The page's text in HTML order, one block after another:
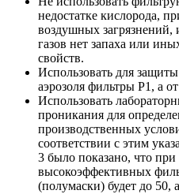
недостатке кислорода,
воздушных загрязнений,
газов нет запаха или
свойств.
Использовать для
аэрозоля фильтры Р1, а
Использовать
проникания для
производственных
соответствии с этим
3 было показано, что при
высокоэффективных
(полумаски) будет до 50,